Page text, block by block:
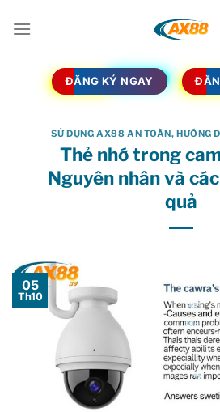
qua
ĐĂNG KÝ NGAY
SỬ DỤNG AX88 AN TOÀN, HƯỚNG
Thẻ nhớ trong
Nguyên nhân và
quả
05
Th10